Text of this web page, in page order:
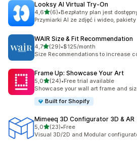
Looksy AI Virtual Try‑On
4,6na 5 gwiazdek
(6)
Łączna liczba recenzji: 6
•Bezpłatny plan jest
Przymiarki AI ze zdjęć i wideo,
WAIR Size & Fit Recommendation
4,7na 5 gwiazdek
(29)
Łączna liczba recenzji: 29
•$125/month
Size Recommendations to increase
Frame Up: Showcase Your Art
5,0na 5 gwiazdek
(24)
Łączna liczba recenzji: 24
•Free trial available
Showcase your wall art frame and
Built for Shopify
Mimeeq 3D Configurator 3D & AR
5,0na 5 gwiazdek
(23)
Łączna liczba recenzji: 23
•Free
Visual 3D/2D and Modular